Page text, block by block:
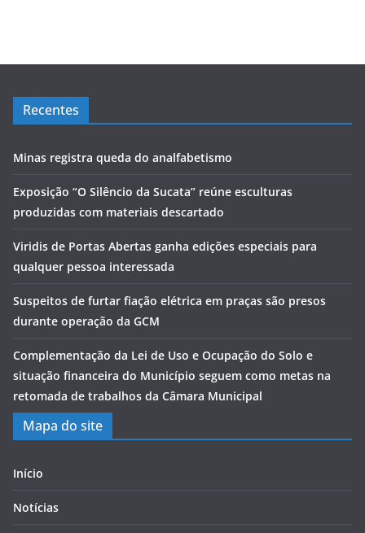
Recentes
Minas registra queda do analfabetismo
Exposição “O Silêncio da Sucata” reúne esculturas
produzidas com materiais descartado
Viridis de Portas Abertas ganha edições especiais para
qualquer pessoa interessada
Suspeitos de furtar fiação elétrica em praças são presos
durante operação da GCM
Complementação da Lei de Uso e Ocupação do Solo e
situação financeira do Município seguem como metas na
retomada de trabalhos da Câmara Municipal
Mapa do site
Início
Notícias